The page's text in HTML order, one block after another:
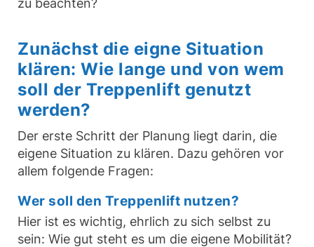
zu beachten?
Zunächst die eigne Situation
klären: Wie lange und von wem
soll der Treppenlift genutzt
werden?
Der erste Schritt der Planung liegt darin, die
eigene Situation zu klären. Dazu gehören vor
allem folgende Fragen:
Wer soll den Treppenlift nutzen?
Hier ist es wichtig, ehrlich zu sich selbst zu
sein: Wie gut steht es um die eigene Mobilität?